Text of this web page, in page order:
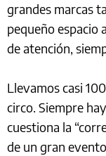
grandes marcas
pequeño espacio
de atención,
Llevamos casi
circo. Siempre
cuestiona la
de un gran